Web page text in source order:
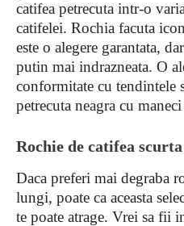
catifea petrecuta intr-o
catifelei. Rochia facuta
este o alegere garantata,
putin mai indrazneata. O
conformitate cu tendintele
petrecuta neagra cu
Rochie de catifea scurta
Daca preferi mai degraba
lungi, poate ca aceasta
te poate atrage. Vrei sa fii